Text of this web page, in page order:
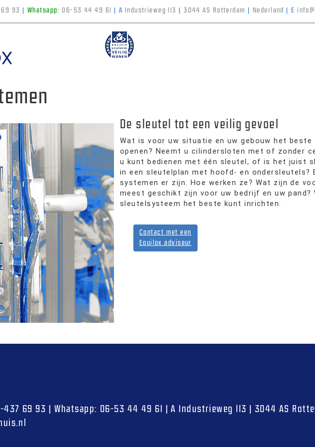
69 93 Whatsapp: 06-53 44 49 61 A Industrieweg 113 3044 AS Rotterdam Nederland E
De sleutel tot een veilig gevoel
Wat is voor uw situatie en uw gebouw het
openen? Neemt u cilindersloten met of zonder
u kunt bedienen met één sleutel, of is het juist
in een sleutelplan met hoofd- en ondersleutels?
systemen er zijn. Hoe werken ze? Wat zijn de
meest geschikt zijn voor uw bedrijf en uw pand?
sleutelsysteem het beste kunt inrichten.
Contact met een
Equilox adviseur
437 69 93 Whatsapp: 06-53 44 49 61 A Industrieweg 113 3044 AS